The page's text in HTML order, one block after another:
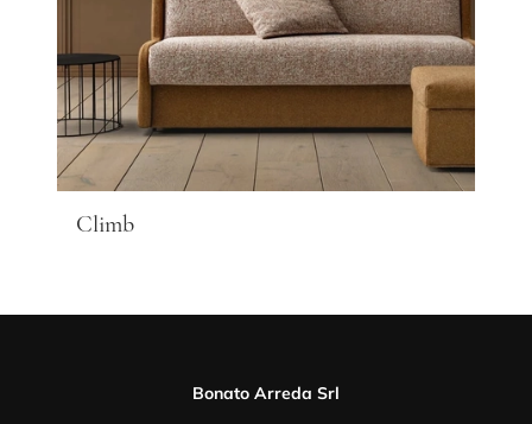
Climb
Bonato Arreda Srl